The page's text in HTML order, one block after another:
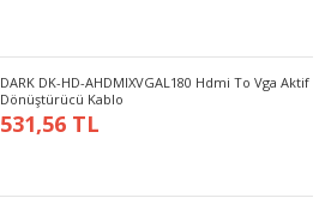
DARK DK-HD-AHDMIXVGAL180 Hdmi To Vga Aktif
Dönüştürücü Kablo
531,56 TL